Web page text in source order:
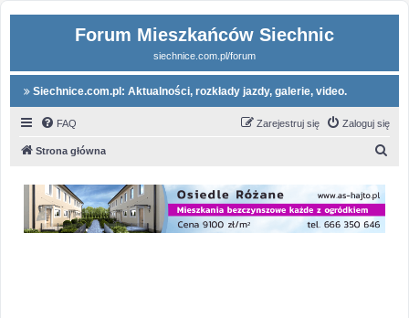
Forum Mieszkańców Siechnic
siechnice.com.pl/forum
Siechnice.com.pl: Aktualności, rozkłady jazdy, galerie, video.
FAQ Zaloguj się
Zarejestruj się
Strona główna